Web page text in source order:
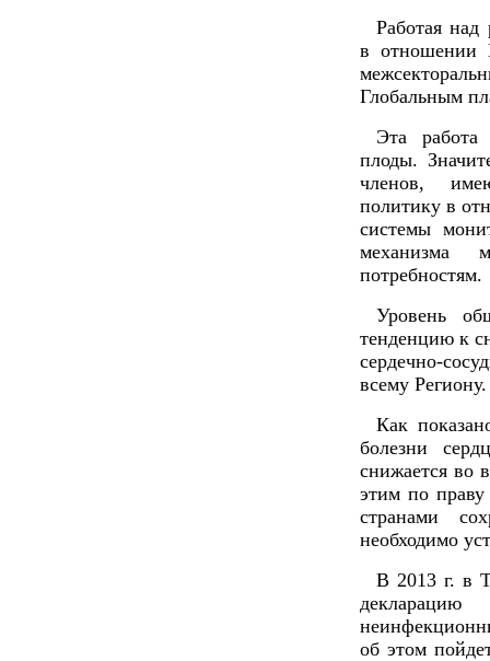
Работая над
в отношении
Глобальным
Эта
плоды.
членов,
политику в
системы
механизма
потребностям.
Уровень
тенденцию к
сердечно-
всему Региону.
Как
болезни
снижается во
этим по
странами
необходимо
В 2013 г. в
об этом